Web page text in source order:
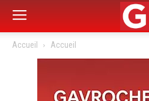
Accueil Accueil